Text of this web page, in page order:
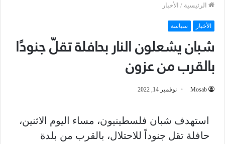
الرئيسية / الأخبار
الأخبار سياسة
شبان يشعلون النار بحافلة تقلّ جنودًا
بالقرب من عزون
Mosab نوفمبر 14, 2022
استهدف شبان فلسطينيون، مساء اليوم الاثنين،
حافلة تقل جنوداً للاحتلال، بالقرب من بلدة